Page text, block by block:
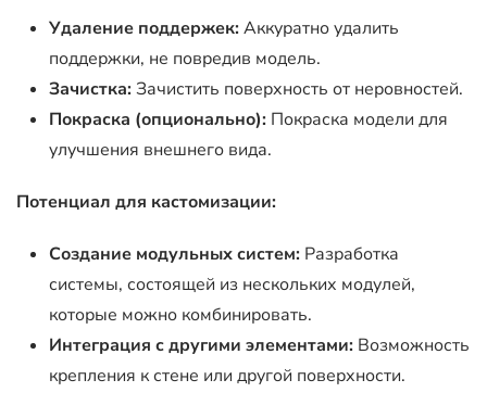
Удаление поддержек:Аккуратно удалить
поддержки, не повредив модель.
Зачистка:Зачистить поверхность от неровностей.
Покраска (опционально): Покраска модели для
улучшения внешнего вида.
Потенциал для кастомизации:
Создание модульных систем: Разработка
системы, состоящей из нескольких модулей,
которые можно комбинировать.
Интеграция с другими элементами: Возможность
крепления к стене или другой поверхности.